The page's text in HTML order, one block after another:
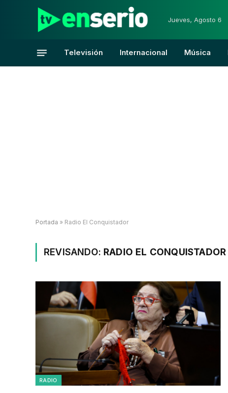
Jueves, Agosto 6
Televisión Internacional Música
Portada » Radio El Conquistador
REVISANDO: RADIO EL CONQUISTADOR
RADIO